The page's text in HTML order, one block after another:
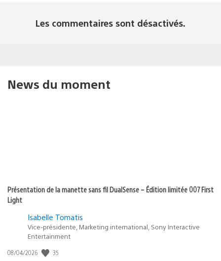
Les commentaires sont désactivés.
News du moment
Présentation de la manette sans fil DualSense – Édition limitée 007 First
Light
Isabelle Tomatis
Vice-présidente, Marketing international, Sony Interactive
Entertainment
Date
08/04/2026 35